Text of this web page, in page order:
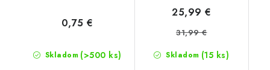
Skladom (>500 ks)
0,75 €
Skladom (15 ks)
25,99 €
31,99 €